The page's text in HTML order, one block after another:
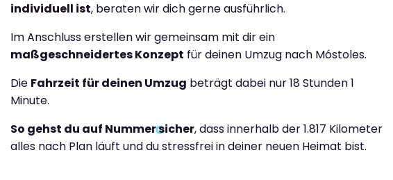
individuell ist, beraten wir dich gerne ausführlich.
Im Anschluss erstellen wir gemeinsam mit dir ein
maßgeschneidertes Konzept für deinen Umzug nach Móstoles.
Die Fahrzeit für deinen Umzug beträgt dabei nur 18 Stunden 1
Minute.
So gehst du auf Nummer sicher, dass innerhalb der 1.817 Kilometer
alles nach Plan läuft und du stressfrei in deiner neuen Heimat bist.